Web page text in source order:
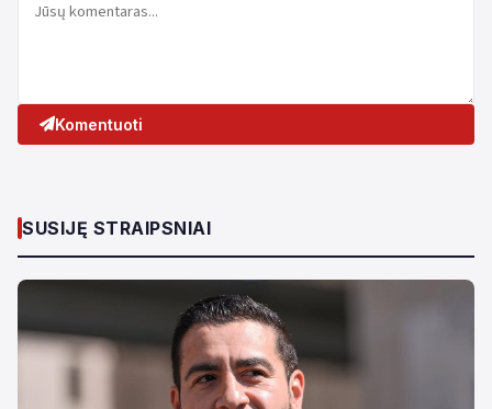
Komentuoti
SUSIJĘ STRAIPSNIAI